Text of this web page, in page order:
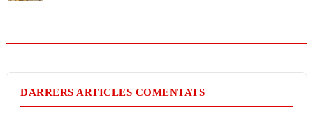
DARRERS ARTICLES COMENTATS